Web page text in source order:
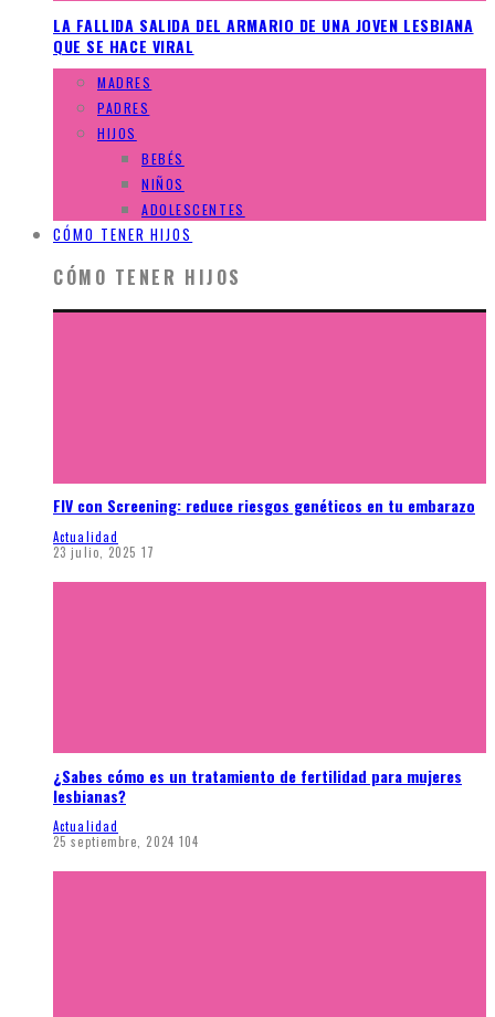
LA FALLIDA SALIDA DEL ARMARIO DE UNA JOVEN LESBIANA
QUE SE HACE VIRAL
MADRES
PADRES
HIJOS
BEBÉS
NIÑOS
ADOLESCENTES
CÓMO TENER HIJOS
CÓMO TENER HIJOS
FIV con Screening: reduce riesgos genéticos en tu embarazo
Actualidad
23 julio, 2025 17
¿Sabes cómo es un tratamiento de fertilidad para mujeres
lesbianas?
Actualidad
25 septiembre, 2024 104